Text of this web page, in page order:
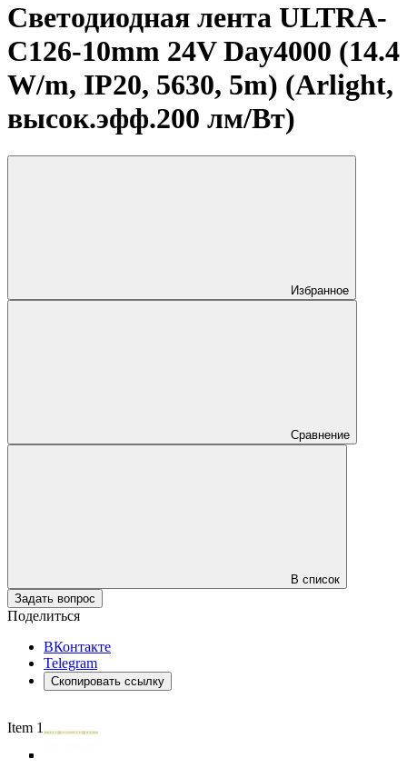
Светодиодная лента ULTRA-
C126-10mm 24V Day4000 (14.4
W/m, IP20, 5630, 5m) (Arlight,
высок.эфф.200 лм/Вт)
Избранное
Сравнение
В список
Задать вопрос
Поделиться
ВКонтакте
Telegram
Скопировать ссылку
Item 1 of 5